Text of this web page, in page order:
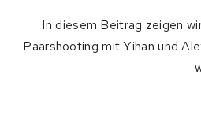
In diesem Beitrag zeigen
Paarshooting mit Yihan und